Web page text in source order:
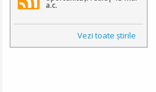
a.c.
Vezi toate ştirile